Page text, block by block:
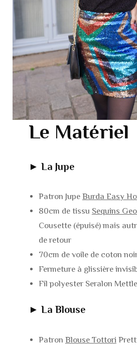
Le Matériel
► La Jupe
Patron Jupe Burda Easy
80cm de tissu Sequins
Cousette (épuisé) mais
de retour
70cm de voile de coton
Fermeture à glissière
Fil polyester Seralon
► La Blouse
Patron Blouse Tottori